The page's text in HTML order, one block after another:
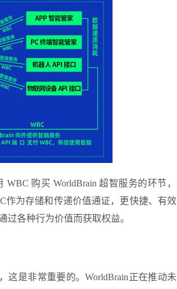
购买 WorldBrain 超智服务的环节，
作为存储和传递价值通证，更快捷、有效
过各种行为价值而获取权益。
是非常重要的。WorldBrain正在推动未